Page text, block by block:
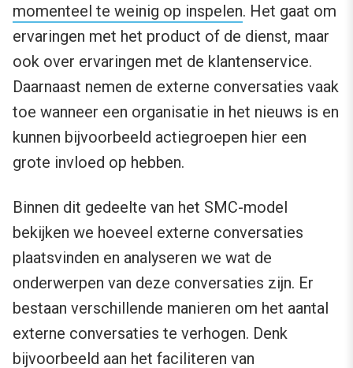
momenteel te weinig op inspelen. Het gaat om
ervaringen met het product of de dienst, maar
ook over ervaringen met de klantenservice.
Daarnaast nemen de externe conversaties vaak
toe wanneer een organisatie in het nieuws is en
kunnen bijvoorbeeld actiegroepen hier een
grote invloed op hebben.
Binnen dit gedeelte van het SMC-model
bekijken we hoeveel externe conversaties
plaatsvinden en analyseren we wat de
onderwerpen van deze conversaties zijn. Er
bestaan verschillende manieren om het aantal
externe conversaties te verhogen. Denk
bijvoorbeeld aan het faciliteren van